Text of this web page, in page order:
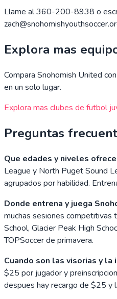
Llame al 360-200-8938 o
Explora mas
Compara Snohomish United
en un solo lugar.
Explora mas clubes de futbol
Preguntas
Que edades y niveles
League y North Puget Sound
agrupados por habilidad.
Donde entrena y juega
muchas sesiones competitivas
School, Glacier Peak High
TOPSoccer de primavera.
Cuando son las visorias y la
$25 por jugador y
despues hay recargo de $25 y